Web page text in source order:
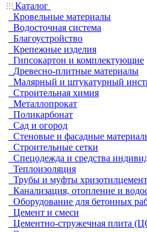
Каталог
Кровельные материалы
Водосточная система
Благоустройство
Крепежные изделия
Гипсокартон и комплектующие
Древесно-плитные материалы
Малярный и штукатурный
Строительная химия
Металлопрокат
Поликарбонат
Сад и огород
Стеновые и фасадные
Строительные сетки
Спецодежда и средства
Теплоизоляция
Трубы и муфты
Канализация, отопление и
Оборудование для бетонных
Цемент и смеси
Цементно-стружечная плита